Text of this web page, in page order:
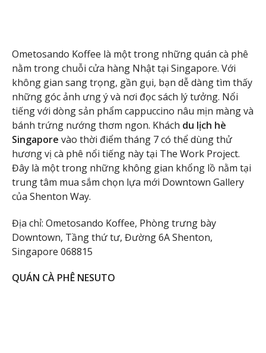
Ometosando Koffee là một trong những quán cà phê
nằm trong chuỗi cửa hàng Nhật tại Singapore. Với
không gian sang trọng, gần gụi, bạn dễ dàng tìm thấy
những góc ảnh ưng ý và nơi đọc sách lý tưởng. Nổi
tiếng với dòng sản phẩm cappuccino nâu mịn màng và
bánh trứng nướng thơm ngon. Khách du lịch hè
Singapore vào thời điểm tháng 7 có thể dùng thử
hương vị cà phê nổi tiếng này tại The Work Project.
Đây là một trong những không gian khổng lồ nằm tại
trung tâm mua sắm chọn lựa mới Downtown Gallery
của Shenton Way.
Địa chỉ: Ometosando Koffee, Phòng trưng bày
Downtown, Tầng thứ tư, Đường 6A Shenton,
Singapore 068815
QUÁN CÀ PHÊ NESUTO